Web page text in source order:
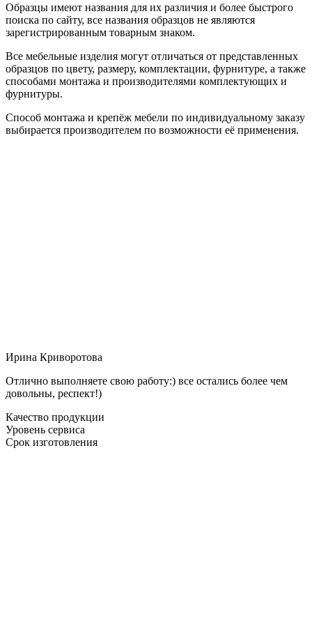
Образцы имеют названия для их различия и более быстрого
поиска по сайту, все названия образцов не являются
зарегистрированным товарным знаком.
Все мебельные изделия могут отличаться от представленных
образцов по цвету, размеру, комплектации, фурнитуре, а также
способами монтажа и производителями комплектующих и
фурнитуры.
Способ монтажа и крепёж мебели по индивидуальному заказу
выбирается производителем по возможности её применения.
Ирина Криворотова
Отлично выполняете свою работу:) все остались более чем
довольны, респект!)
Качество продукции
Уровень сервиса
Срок изготовления